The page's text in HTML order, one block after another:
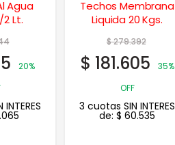
Kgs.
35%
Colores en Aerosol
350 Cc.
$8.366
$6.693
20%
OFF
3 cuotas SIN INTERES
de: $2.231